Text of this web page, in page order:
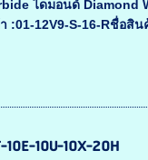
ไดมอนด์ Diamond
:01-12V9-S-16-Rชื่อสิ
10U-10X-20H